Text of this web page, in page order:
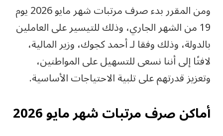
ومن المقرر بدء صرف مرتبات شهر مايو 2026 يوم
19 من الشهر الجاري، وذلك للتيسير على العاملين
بالدولة، وذلك وفقا لـ أحمد كجوك، وزير المالية،
لافتًا إلى أننا نسعى للتسهيل على المواطنين،
وتعزيز قدرتهم على تلبية الاحتياجات الأساسية.
أماكن صرف مرتبات شهر مايو 2026